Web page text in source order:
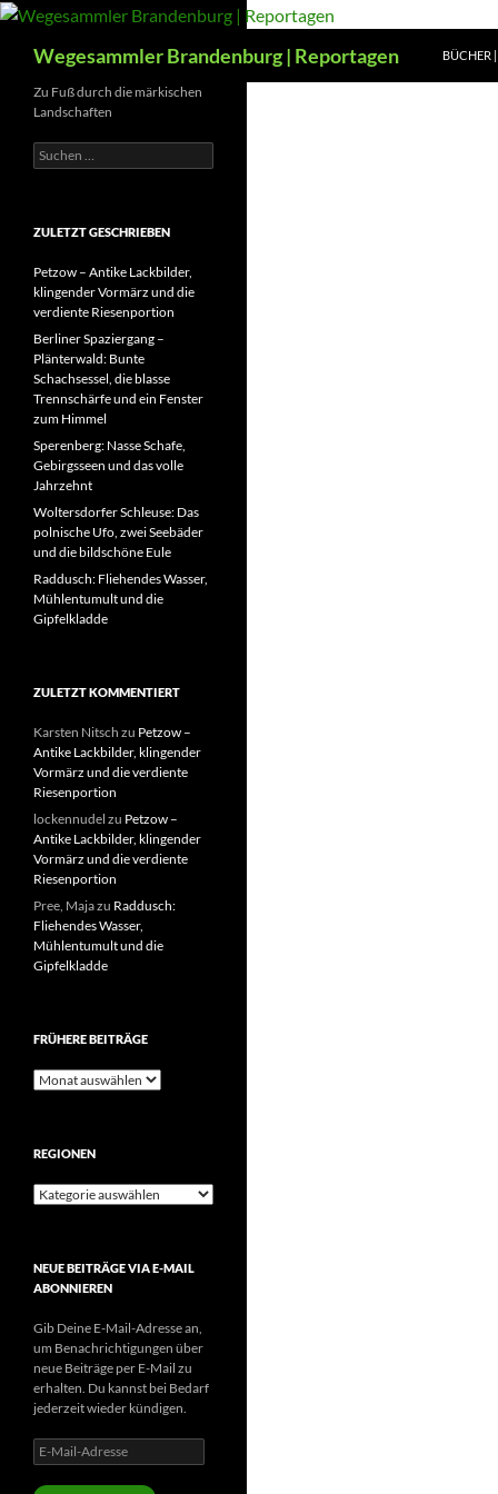
Zum
springenWegesammler Brandenburg | Reportagen BÜCHER
Zu Fuß durch die märkischen
Landschaften
Suchen
nach:
ZULETZT GESCHRIEBEN
Petzow – Antike Lackbilder,
klingender Vormärz und die
verdiente Riesenportion
Berliner Spaziergang –
Plänterwald: Bunte
Schachsessel, die blasse
Trennschärfe und ein Fenster
zum Himmel
Sperenberg: Nasse Schafe,
Gebirgsseen und das volle
Jahrzehnt
Woltersdorfer Schleuse: Das
polnische Ufo, zwei Seebäder
und die bildschöne Eule
Raddusch: Fliehendes Wasser,
Mühlentumult und die
Gipfelkladde
ZULETZT KOMMENTIERT
Karsten Nitsch zu Petzow –
Antike Lackbilder, klingender
Vormärz und die verdiente
Riesenportion
lockennudel zu Petzow –
Antike Lackbilder, klingender
Vormärz und die verdiente
Riesenportion
Pree, Majazu Raddusch:
Fliehendes Wasser,
Mühlentumult und die
Gipfelkladde
FRÜHERE BEITRÄGE
Frühere
REGIONEN
Regionen
NEUE BEITRÄGE VIA E-MAIL
ABONNIEREN
Gib Deine E-Mail-Adresse an,
um Benachrichtigungen über
neue Beiträge per E-Mail zu
erhalten. Du kannst bei Bedarf
jederzeit wieder kündigen.
E-
Mail-
Adresse